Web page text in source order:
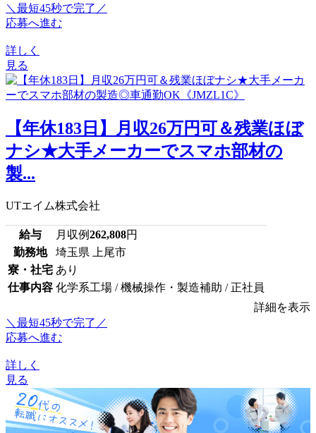
＼最短45秒で完了／
応募へ進む
詳しく
見る
【年休183日】月収26万円可＆残業ほぼ
ナシ★大手メーカーでスマホ部材の
製...
UTエイム株式会社
給与 月収例262,808円
勤務地
埼玉県 上尾市
寮・社宅 あり
仕事内容 化学系工場 / 機械操作・製造補助 / 正社員
詳細を表示
＼最短45秒で完了／
応募へ進む
詳しく
見る